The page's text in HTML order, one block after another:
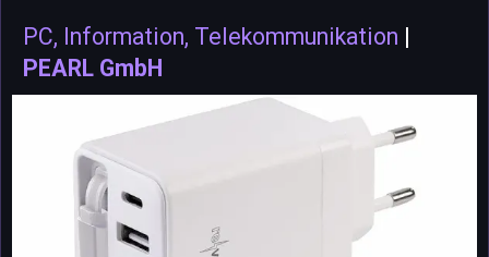
PC, Information, Telekommunikation |
PEARL GmbH